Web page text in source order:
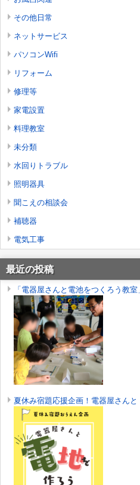
その他日常
ネットサービス
パソコンWifi
リフォーム
修理等
家電設置
料理教室
未分類
水回りトラブル
照明器具
聞こえの相談会
補聴器
電気工事
最近の投稿
「電器屋さんと電池をつくろう教
夏休み宿題応援企画！電器屋さんと